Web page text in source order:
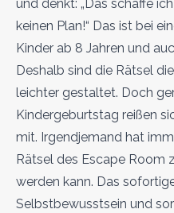
und denkt: „Das schaffe
keinen Plan!“ Das ist bei
Kinder ab 8 Jahren und
Deshalb sind die Rätsel
leichter gestaltet. Doch
Kindergeburtstag reißen
mit. Irgendjemand hat
Rätsel des Escape Room
werden kann. Das
Selbstbewusstsein und